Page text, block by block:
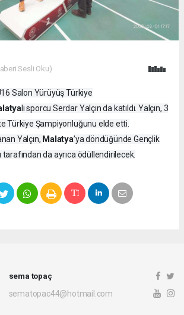
Sesli Oku)
Salon Yürüyüş Türkiye
lı sporcu Serdar Yalçın da katıldı. Yalçın, 3
Türkiye Şampiyonluğunu elde etti.
Yalçın, Malatya’ya döndüğünde Gençlik
da ayrıca ödüllendirilecek.
sema topaç
sematopac44@hotmail.com